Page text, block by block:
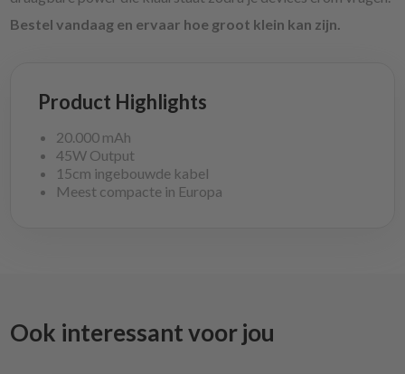
Bestel vandaag en ervaar hoe groot klein kan zijn.
Product Highlights
20.000 mAh
45W Output
15cm ingebouwde kabel
Meest compacte in Europa
Ook interessant voor jou